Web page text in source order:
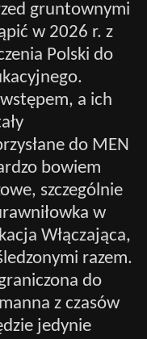
gruntownymi
w 2026 r. z
Polski do
a ich
do MEN
bowiem
szczególnie
w
Włączająca,
razem.
do
z czasów
jedynie